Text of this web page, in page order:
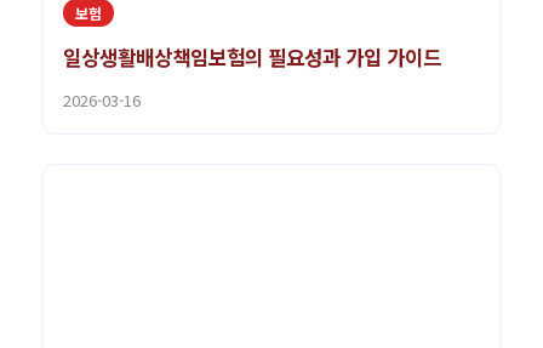
보험
일상생활배상책임보험의 필요성과 가입 가이드
2026-03-16